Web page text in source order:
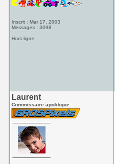
Inscrit : Mar 17, 2003
Messages : 3098
Hors ligne
Laurent
Commissaire apolitique